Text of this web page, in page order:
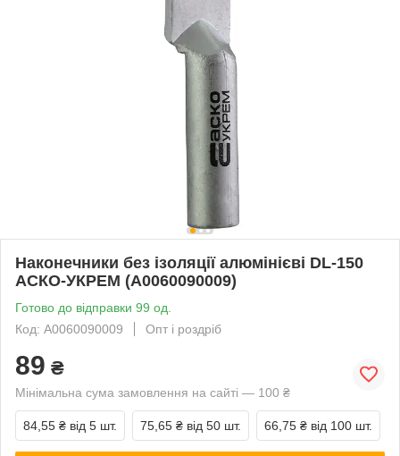
Наконечники без ізоляції алюмінієві DL-150
АСКО-УКРЕМ (A0060090009)
Готово до відправки 99 од.
Код: A0060090009
Опт і роздріб
89 ₴
Мінімальна сума замовлення на сайті — 100 ₴
84,55 ₴ від 5 шт. 75,65 ₴ від 50 шт. 66,75 ₴ від 100 шт.